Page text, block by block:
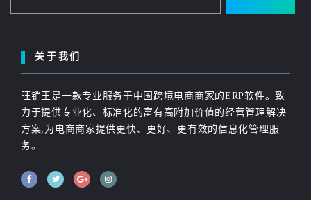
关于我们
旺销王是一款专业服务于中国跨境电商商家的ERP软件。致
力于提供专业化、标准化的富有高附加价值的经营管理解决
方案,为电商商家提供更快、更好、更有效的信息化管理服
务。